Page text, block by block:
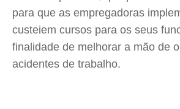
para que as empregadoras
custeiem cursos para os seus
finalidade de melhorar a mão de
acidentes de trabalho.